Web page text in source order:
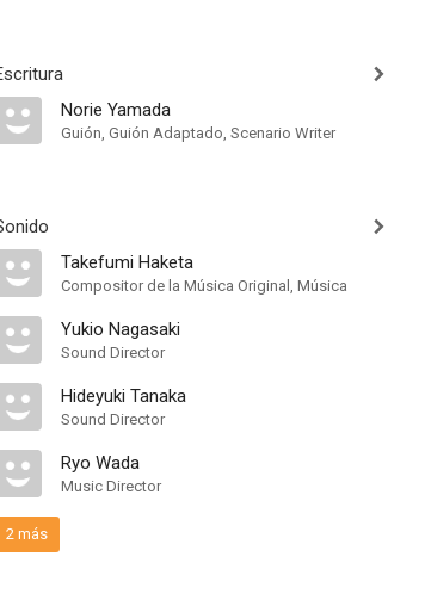
Norie Yamada
Guión, Guión Adaptado, Scenario Writer
Takefumi Haketa
Compositor de la Música Original, Música
Yukio Nagasaki
Sound Director
Hideyuki Tanaka
Sound Director
Ryo Wada
Music Director
2 más